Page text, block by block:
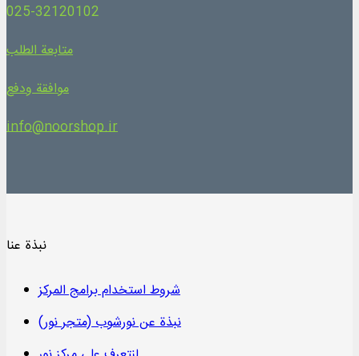
025-32120102
متابعة الطلب
موافقة ودفع
info@noorshop.ir
نبذة عنا
شروط استخدام برامج المركز
نبذة عن نورشوب (متجر نور)